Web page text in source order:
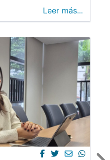
Leer más...